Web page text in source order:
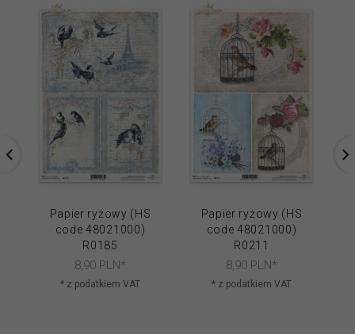
Papier ryżowy (HS
code 48021000)
R0185
8,90 PLN*
* z podatkiem VAT
Papier ryżowy (HS
code 48021000)
R0211
8,90 PLN*
* z podatkiem VAT